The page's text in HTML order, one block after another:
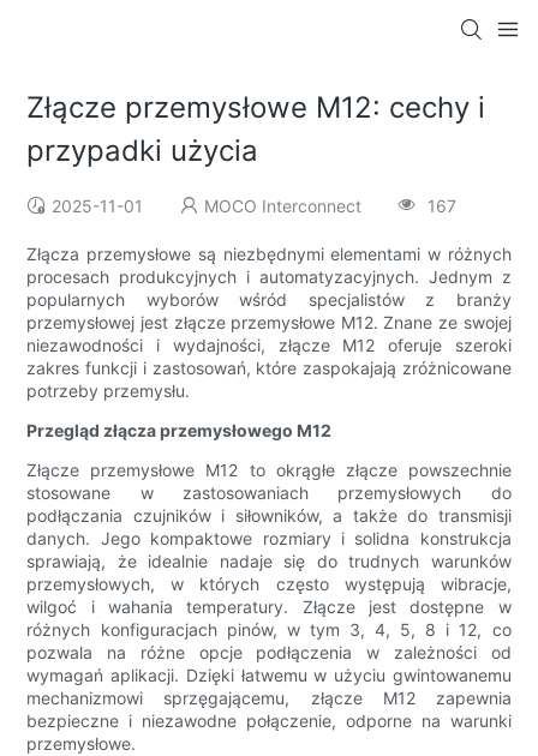
Złącze przemysłowe M12: cechy i
przypadki użycia
2025-11-01 MOCO Interconnect 167
Złącza przemysłowe są niezbędnymi elementami w różnych
procesach produkcyjnych i automatyzacyjnych. Jednym z
popularnych wyborów wśród specjalistów z branży
przemysłowej jest złącze przemysłowe M12. Znane ze swojej
niezawodności i wydajności, złącze M12 oferuje szeroki
zakres funkcji i zastosowań, które zaspokajają zróżnicowane
potrzeby przemysłu.
Przegląd złącza przemysłowego M12
Złącze przemysłowe M12 to okrągłe złącze powszechnie
stosowane w zastosowaniach przemysłowych do
podłączania czujników i siłowników, a także do transmisji
danych. Jego kompaktowe rozmiary i solidna konstrukcja
sprawiają, że idealnie nadaje się do trudnych warunków
przemysłowych, w których często występują wibracje,
wilgoć i wahania temperatury. Złącze jest dostępne w
różnych konfiguracjach pinów, w tym 3, 4, 5, 8 i 12, co
pozwala na różne opcje podłączenia w zależności od
wymagań aplikacji. Dzięki łatwemu w użyciu gwintowanemu
mechanizmowi sprzęgającemu, złącze M12 zapewnia
bezpieczne i niezawodne połączenie, odporne na warunki
przemysłowe.